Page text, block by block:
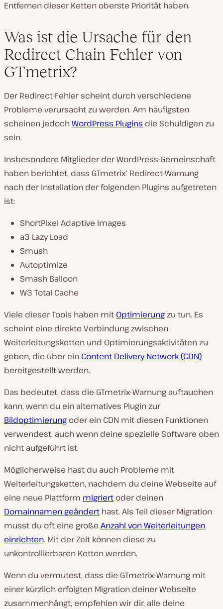
Entfernen dieser Ketten oberste Priorität haben.
Was ist die Ursache für den
Redirect Chain Fehler von
GTmetrix?
Der Redirect-Fehler scheint durch verschiedene
Probleme verursacht zu werden. Am häufigsten
scheinen jedochWordPress Plugins die Schuldigen zu
sein.
Insbesondere Mitglieder der WordPress-Gemeinschaft
haben berichtet, dass GTmetrix‘ Redirect-Warnung
nach der Installation der folgenden Plugins aufgetreten
ist:
ShortPixel Adaptive Images
a3 Lazy Load
Smush
Autoptimize
Smash Balloon
W3 Total Cache
Viele dieser Tools haben mit Optimierungzu tun. Es
scheint eine direkte Verbindung zwischen
Weiterleitungsketten und Optimierungsaktivitäten zu
geben, die über ein Content Delivery Network (CDN)
bereitgestellt werden.
Das bedeutet, dass die GTmetrix-Warnung auftauchen
kann, wenn du ein alternatives Plugin zur
Bildoptimierung oder ein CDN mit diesen Funktionen
verwendest, auch wenn deine spezielle Software oben
nicht aufgeführt ist.
Möglicherweise hast du auch Probleme mit
Weiterleitungsketten, nachdem du deine Webseite auf
eine neue Plattform migriert oder deinen
Domainnamen geändert hast. Als Teil dieser Migration
musst du oft eine große Anzahl von Weiterleitungen
einrichten. Mit der Zeit können diese zu
unkontrollierbaren Ketten werden.
Wenn du vermutest, dass die GTmetrix-Warnung mit
einer kürzlich erfolgten Migration deiner Webseite
zusammenhängt, empfehlen wir dir, alle deine